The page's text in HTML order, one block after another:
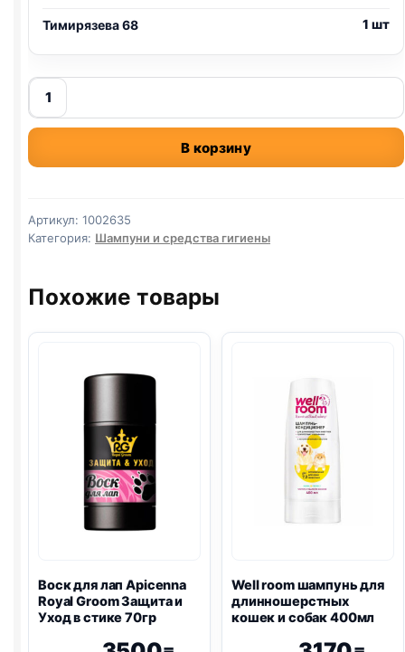
Тимирязева 68 1 шт
Количество
товара
салфетки
лап
15шт
В корзину
Артикул: 1002635
Категория: Шампуни и средства гигиены
Похожие товары
Воск для лап Apicenna
Royal Groom Защита и
Уход в стике 70гр
Well room шампунь для
длинношерстных
кошек и собак 400мл